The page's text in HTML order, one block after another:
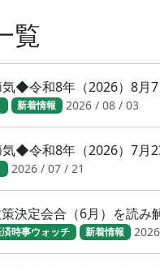
覧
◆令和8年（2026）8月
新着情報 2026 / 08 / 03
◆令和8年（2026）7月
2026 / 07 / 21
決定会合（6月）を読み
時事ウォッチ 新着情報